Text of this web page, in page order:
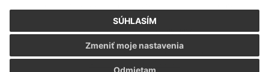
SÚHLASÍM
Zmeniť moje nastavenia
Posledná aktualizácia:03.08.2026
Vytlačiť stránku|Vyhlásenie o prístupnosti